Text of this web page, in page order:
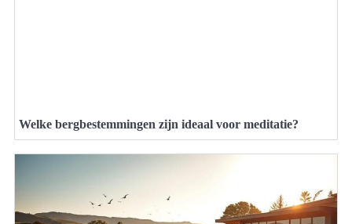
Welke bergbestemmingen zijn ideaal voor meditatie?